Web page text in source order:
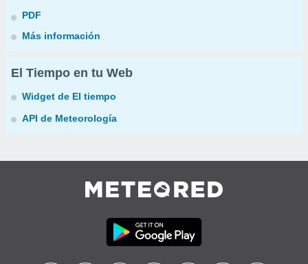
PDF
Más información
El Tiempo en tu Web
Widget de El tiempo
API de Meteorología